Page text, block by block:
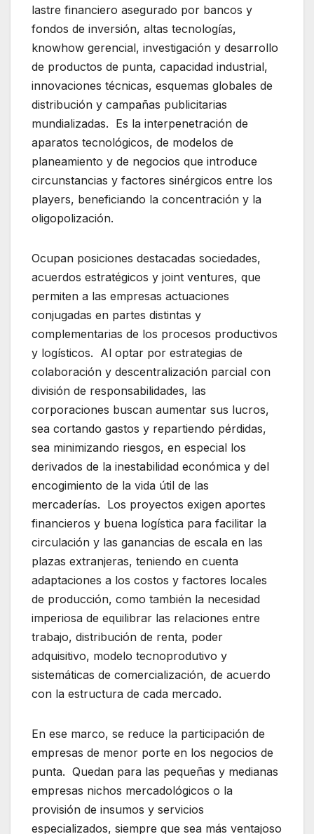
lastre financiero asegurado por bancos y
fondos de inversión, altas tecnologías,
knowhow gerencial, investigación y desarrollo
de productos de punta, capacidad industrial,
innovaciones técnicas, esquemas globales de
distribución y campañas publicitarias
mundializadas. Es la interpenetración de
aparatos tecnológicos, de modelos de
planeamiento y de negocios que introduce
circunstancias y factores sinérgicos entre los
players, beneficiando la concentración y la
oligopolización.
Ocupan posiciones destacadas sociedades,
acuerdos estratégicos y joint ventures, que
permiten a las empresas actuaciones
conjugadas en partes distintas y
complementarias de los procesos productivos
y logísticos. Al optar por estrategias de
colaboración y descentralización parcial con
división de responsabilidades, las
corporaciones buscan aumentar sus lucros,
sea cortando gastos y repartiendo pérdidas,
sea minimizando riesgos, en especial los
derivados de la inestabilidad económica y del
encogimiento de la vida útil de las
mercaderías. Los proyectos exigen aportes
financieros y buena logística para facilitar la
circulación y las ganancias de escala en las
plazas extranjeras, teniendo en cuenta
adaptaciones a los costos y factores locales
de producción, como también la necesidad
imperiosa de equilibrar las relaciones entre
trabajo, distribución de renta, poder
adquisitivo, modelo tecnoprodutivo y
sistemáticas de comercialización, de acuerdo
con la estructura de cada mercado.
En ese marco, se reduce la participación de
empresas de menor porte en los negocios de
punta. Quedan para las pequeñas y medianas
empresas nichos mercadológicos o la
provisión de insumos y servicios
especializados, siempre que sea más ventajoso